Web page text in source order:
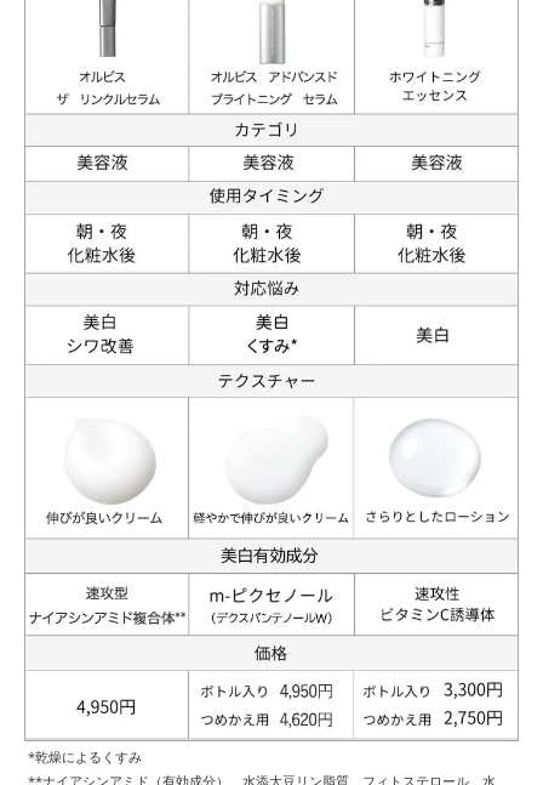
*乾燥によるくすみ
**ナイアシンアミド（有効成分）、水添大豆リン脂質、フィトステロール、水